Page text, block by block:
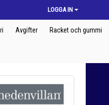
LOGGA IN
Avgifter Racket och gummi